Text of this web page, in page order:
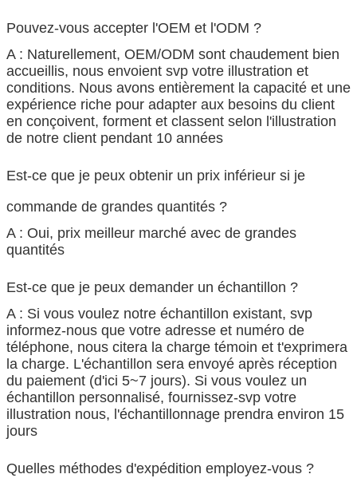
Pouvez-vous accepter l'OEM et l'ODM ?
A : Naturellement, OEM/ODM sont chaudement bien
accueillis, nous envoient svp votre illustration et
conditions. Nous avons entièrement la capacité et une
expérience riche pour adapter aux besoins du client
en conçoivent, forment et classent selon l'illustration
de notre client pendant 10 années
Est-ce que je peux obtenir un prix inférieur si je
commande de grandes quantités ?
A : Oui, prix meilleur marché avec de grandes
quantités
Est-ce que je peux demander un échantillon ?
A : Si vous voulez notre échantillon existant, svp
informez-nous que votre adresse et numéro de
téléphone, nous citera la charge témoin et t'exprimera
la charge. L'échantillon sera envoyé après réception
du paiement (d'ici 5~7 jours). Si vous voulez un
échantillon personnalisé, fournissez-svp votre
illustration nous, l'échantillonnage prendra environ 15
jours
Quelles méthodes d'expédition employez-vous ?